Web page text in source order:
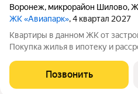
Воронеж, микрорайон Шилово,
ЖК «Авиапарк», 4 квартал 2027
Квартиры в данном ЖК от
Покупка жилья в ипотеку и
обращайтесь в отдел продаж
Позвонить